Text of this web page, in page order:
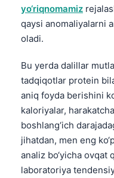
yo‘riqnomamiz
qaysi anomaliyalarni
oladi.
Bu yerda dalillar
tadqiqotlar protein
aniq foyda berishini
kaloriyalar,
boshlang‘ich
jihatdan, men eng
analiz bo‘yicha ovqat
laboratoriya
Tagalog
ไทย
ဗမာစာ
ភាសាខ្មែរ
Kiswahili
አማርኛ
Қазақ тілі